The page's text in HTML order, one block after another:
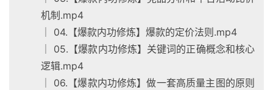
机制.mp4
│ 04.【爆款内功修炼】爆款的定价法则.mp4
│ 05.【爆款内功修炼】关键词的正确概念和核心
逻辑.mp4
│ 06.【爆款内功修炼】做一套高质量主图的原则